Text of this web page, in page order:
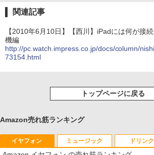
関連記事
【2010年6月10日】【西川】iPadには何が接
機編
http://pc.watch.impress.co.jp/docs/column/
73154.html
トップページに戻る
Amazon売れ筋ランキング
イヤフォン ミュージック ドリンク